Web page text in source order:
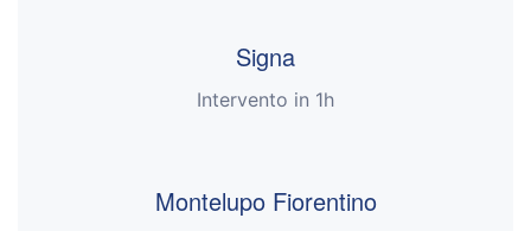
Signa
Intervento in 1h
Montelupo Fiorentino